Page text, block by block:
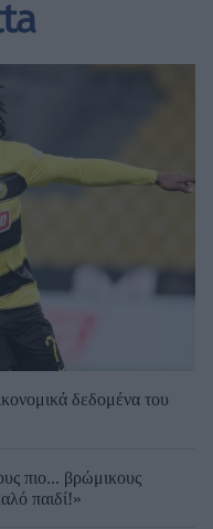
δεδομένα του
πιο... βρώμικους
παιδί!»